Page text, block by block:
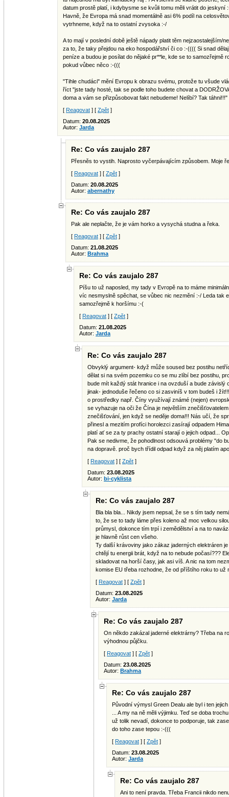
datum prostě platí, i kdybysme se kvůli tomu měli vrátit do jeskyní
Havně, že Evropa má snad momentálně asi 6% podíl na
vytrhneme, když na to ostatní zvysoka :-/
A to mají v poslední době ještě nápady platit těm nejzaostalejším/
za to, že taky přejdou na eko hospodářství či co :-(((( Si snad
peníze a budou je posílat do nějaké pr**le, kde se to samozřejmě
pokud vůbec něco :-(((
"Tihle chudáci" mění Evropu k obrazu svému, protože tu všude
říct "jste tady hosté, tak se podle toho budete chovat a
doma a vám se přizpůsobovat fakt nebudeme! Nelíbí? Tak táhni!!!"
[ Reagovat ] [ Zpět ]
Datum: 20.08.2025
Autor: Jarda
Re: Co vás zaujalo 287
Přesněs to vystih. Naprosto vyčerpávajícím způsobem. Moje
[ Reagovat ] [ Zpět ]
Datum: 20.08.2025
Autor: abernathy
Re: Co vás zaujalo 287
Pak ale neplačte, že je vám horko a vysychá studna a řeka.
[ Reagovat ] [ Zpět ]
Datum: 21.08.2025
Autor: Brahma
Re: Co vás zaujalo 287
Píšu to už naposled, my tady v Evropě na to máme
víc nesmyslně spěchat, se vůbec nic nezmění :-/ Leda tak
samozřejmě k horšímu :-(
[ Reagovat ] [ Zpět ]
Datum: 21.08.2025
Autor: Jarda
Re: Co vás zaujalo 287
Obvyklý argument- když může soused bez postihu
dělat si na svém pozemku co se mu zlíbí bez postihu,
bude mít každý stát hranice i na ovzduší a bude závislý
jinak- jednoduše řečeno co si zasviníš v tom budeš i
o prostředky např. Číny využívají známé (nejen)
se vyhazuje na oči že Čína je největším
znečišťování, jen když se neděje doma!!! Nás učí, že
přinesl a mezitím profíci horolezci zasírají odpadem
platí ať se za ty prachy ostatní starají o jejich odpad...
Pak se nedivme, že pohodlnost odsouvá problémy "do
na dopravě. proč bych třídil odpad když za něj platím
[ Reagovat ] [ Zpět ]
Datum: 23.08.2025
Autor: bi-cyklista
Re: Co vás zaujalo 287
Bla bla bla... Nikdy jsem nepsal, že se s tím tady
to, že se to tady láme přes koleno až moc velkou
průmysl, dokonce tím trpí i zemědělství a na to
je hlavně růst cen všeho.
Ty další krávoviny jako zákaz jaderných elektráren
chtějí tu energii brát, když na to nebude počasí???
skladovat na horší časy, jak asi víš. A nic na tom
komise EU třeba rozhodne, že od příštího roku to už
[ Reagovat ] [ Zpět ]
Datum: 23.08.2025
Autor: Jarda
Re: Co vás zaujalo 287
On někdo zakázal jaderné elektrárny? Třeba na
výhodnou půjčku.
[ Reagovat ] [ Zpět ]
Datum: 23.08.2025
Autor: Brahma
Re: Co vás zaujalo 287
Původní výmysl Green Dealu ale byl i ten
... A my na ně měli výjimku. Teď se doba
už tolik nevadí, dokonce to podporuje, tak
do toho zase tepou :-(((
[ Reagovat ] [ Zpět ]
Datum: 23.08.2025
Autor: Jarda
Re: Co vás zaujalo 287
Ani to není pravda. Třeba Francii nikdo